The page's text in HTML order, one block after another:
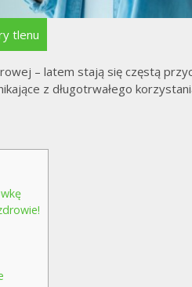
tlenu
– latem stają się częstą
z długotrwałego